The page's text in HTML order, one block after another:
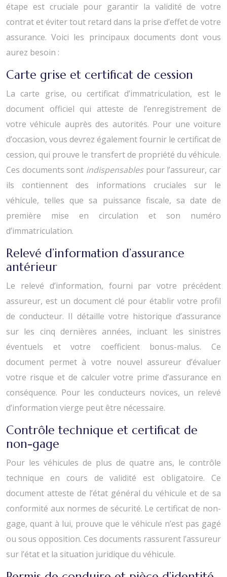
étape est cruciale pour garantir la validité de votre
contrat et éviter tout retard dans la prise d’effet de votre
assurance. Voici les principaux documents dont vous
aurez besoin :
Carte grise et certificat de cession
La carte grise, ou certificat d’immatriculation, est le
document officiel qui atteste de l’enregistrement de
votre véhicule auprès des autorités. Pour une voiture
d’occasion, vous devrez également fournir le certificat de
cession, qui prouve le transfert de propriété du véhicule.
Ces documents sont indispensables pour l’assureur, car
ils contiennent des informations cruciales sur le
véhicule, telles que sa puissance fiscale, sa date de
première mise en circulation et son numéro
d’immatriculation.
Relevé d’information d’assurance
antérieur
Le relevé d’information, fourni par votre précédent
assureur, est un document clé pour établir votre profil
de conducteur. Il détaille votre historique d’assurance
sur les cinq dernières années, incluant les sinistres
éventuels et votre coefficient bonus-malus. Ce
document permet à votre nouvel assureur d’évaluer
votre risque et de calculer votre prime d’assurance en
conséquence. Pour les conducteurs novices, un relevé
d’information vierge peut être nécessaire.
Contrôle technique et certificat de
non-gage
Pour les véhicules de plus de quatre ans, le contrôle
technique en cours de validité est obligatoire. Ce
document atteste de l’état général du véhicule et de sa
conformité aux normes de sécurité. Le certificat de non-
gage, quant à lui, prouve que le véhicule n’est pas gagé
ou sous opposition. Ces documents rassurent l’assureur
sur l’état et la situation juridique du véhicule.